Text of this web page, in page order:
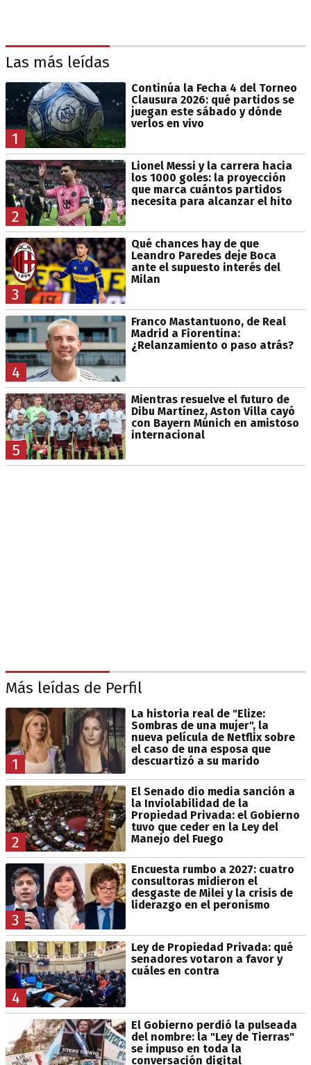
Las más leídas
1
Continúa la Fecha 4 del Torneo
Clausura 2026: qué partidos se
juegan este sábado y dónde
verlos en vivo
2
Lionel Messi y la carrera hacia
los 1000 goles: la proyección
que marca cuántos partidos
necesita para alcanzar el hito
3
Qué chances hay de que
Leandro Paredes deje Boca
ante el supuesto interés del
Milan
4
Franco Mastantuono, de Real
Madrid a Fiorentina:
¿Relanzamiento o paso atrás?
5
Mientras resuelve el futuro de
Dibu Martínez, Aston Villa cayó
con Bayern Múnich en amistoso
internacional
Más leídas de Perfil
1
La historia real de "Elize:
Sombras de una mujer", la
nueva película de Netflix sobre
el caso de una esposa que
descuartizó a su marido
2
El Senado dio media sanción a
la Inviolabilidad de la
Propiedad Privada: el Gobierno
tuvo que ceder en la Ley del
Manejo del Fuego
3
Encuesta rumbo a 2027: cuatro
consultoras midieron el
desgaste de Milei y la crisis de
liderazgo en el peronismo
4
Ley de Propiedad Privada: qué
senadores votaron a favor y
cuáles en contra
El Gobierno perdió la pulseada
del nombre: la "Ley de Tierras"
se impuso en toda la
conversación digital